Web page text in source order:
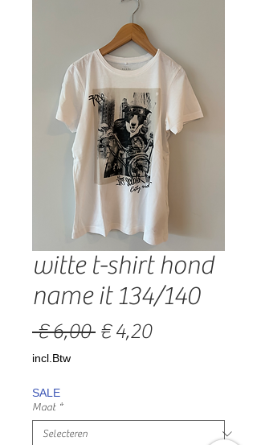
witte t-shirt hond
name it 134/140
€ 6,00 Normale
€ 4,20Verkoopprijs
incl.Btw
SALE
Maat *